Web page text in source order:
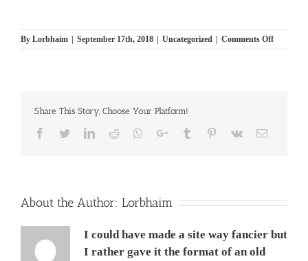
By Lorbhaim | September 17th, 2018 | Uncategorized | Comments Offon
Black
שחורים
Share This Story, Choose Your Platform!
Facebook
TwitterLinkedIn
Reddit Whatsapp
Google+Tumblr Pinterest
Vk Email
About the Author: Lorbhaim
I could have made a site way fancier but
I rather gave it the format of an old